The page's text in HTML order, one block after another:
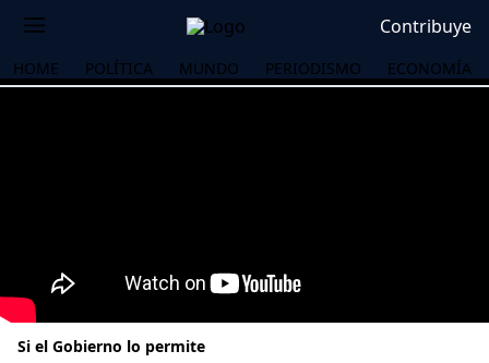
Contribuye
HOME POLÍTICA MUNDO PERIODISMO ECONOMÍA
Si el Gobierno lo permite